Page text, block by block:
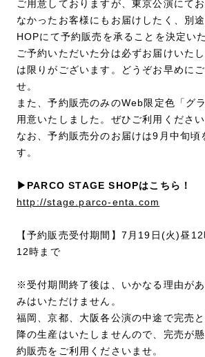
ご用意しておりますが、東京公演にて
なかったお客様にもお届けしたく、別
HOPにて予約販売を承ることを決定い
ご予約いただいた分は必ずお届けいた
は限りがございます。どうぞお早めに
せ。
また、予約販売のみのWeb限定色「グ
用意いたしました。ぜひご利用ください
なお、予約販売分のお届けは9月中旬頃
す。
▶︎PARCO STAGE SHOPはこちら！
http://stage.parco-enta.com
【予約販売受付期間】7月19日(火)昼
12時まで
※受付期間終了後は、いかなる理由が
みはいただけません。
福岡、京都、大阪各公演の中途で完売
降の生産はいたしませんので、完売が
約販売をご利用くださいませ。